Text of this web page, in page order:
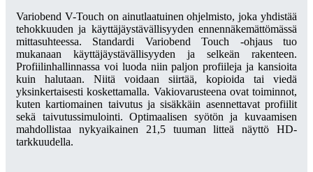
Variobend V-Touch on ainutlaatuinen ohjelmisto, joka yhdistää
tehokkuuden ja käyttäjäystävällisyyden ennennäkemättömässä
mittasuhteessa. Standardi Variobend Touch -ohjaus tuo
mukanaan käyttäjäystävällisyyden ja selkeän rakenteen.
Profiilinhallinnassa voi luoda niin paljon profiileja ja kansioita
kuin halutaan. Niitä voidaan siirtää, kopioida tai viedä
yksinkertaisesti koskettamalla. Vakiovarusteena ovat toiminnot,
kuten kartiomainen taivutus ja sisäkkäin asennettavat profiilit
sekä taivutussimulointi. Optimaalisen syötön ja kuvaamisen
mahdollistaa nykyaikainen 21,5 tuuman litteä näyttö HD-
tarkkuudella.